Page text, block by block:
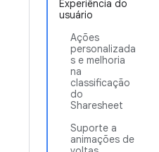
Experiência do
usuário
Ações
personalizada
s e melhoria
na
classificação
do
Sharesheet
Suporte a
animações de